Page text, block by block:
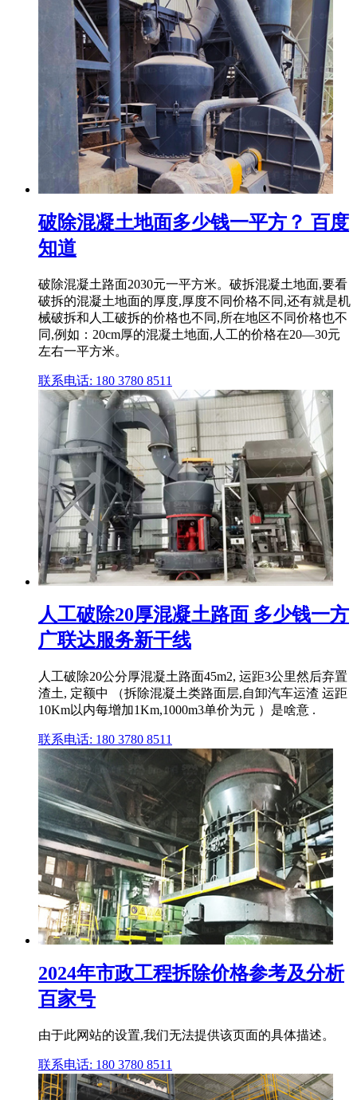
破除混凝土地面多少钱一平方？ 百度
知道
破除混凝土路面2030元一平方米。破拆混凝土地面,要看
破拆的混凝土地面的厚度,厚度不同价格不同,还有就是机
械破拆和人工破拆的价格也不同,所在地区不同价格也不
同,例如：20cm厚的混凝土地面,人工的价格在20—30元
左右一平方米。
联系电话: 180 3780 8511
人工破除20厚混凝土路面 多少钱一方
广联达服务新干线
人工破除20公分厚混凝土路面45m2, 运距3公里然后弃置
渣土, 定额中 （拆除混凝土类路面层,自卸汽车运渣 运距
10Km以内每增加1Km,1000m3单价为元 ）是啥意 .
联系电话: 180 3780 8511
2024年市政工程拆除价格参考及分析
百家号
由于此网站的设置,我们无法提供该页面的具体描述。
联系电话: 180 3780 8511